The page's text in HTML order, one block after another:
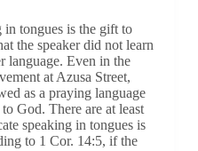
tongues is the gift to
the speaker did not learn
language. Even in the
at Azusa Street,
as a praying language
God. There are at least
speaking in tongues is
to 1 Cor. 14:5, if the